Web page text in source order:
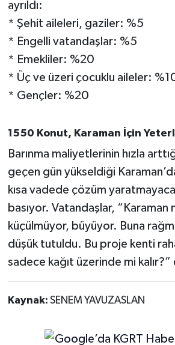
ayrıldı:
* Şehit aileleri, gaziler: %5
* Engelli vatandaşlar: %5
* Emekliler: %20
* Üç ve üzeri çocuklu aileler:
* Gençler: %20
1550 Konut, Karaman İçin
Barınma maliyetlerinin hızla
geçen gün yükseldiği
kısa vadede çözüm
basıyor. Vatandaşlar, “Karaman
küçülmüyor, büyüyor. Buna
düşük tutuldu. Bu proje kenti
sadece kağıt üzerinde mi
Kaynak: SENEM YAVUZASLAN